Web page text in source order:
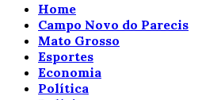
Home
Campo Novo do Parecis
Mato Grosso
Esportes
Economia
Política